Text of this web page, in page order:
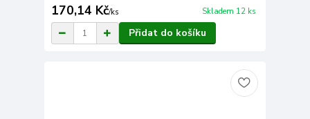
170,14 Kč/ks Skladem 12 ks
Přidat do košíku